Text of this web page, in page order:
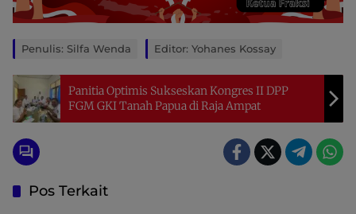
Penulis: Silfa Wenda Editor: Yohanes Kossay
Panitia Optimis Sukseskan Kongres II DPP
FGM GKI Tanah Papua di Raja Ampat
Pos Terkait